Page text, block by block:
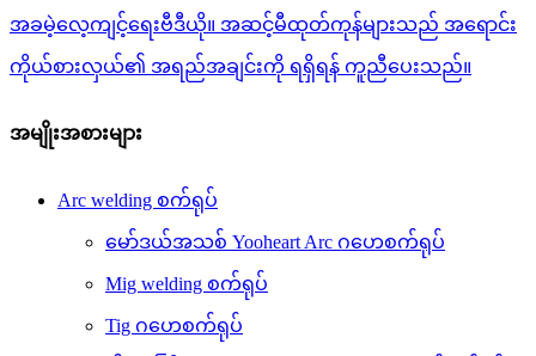
အခမဲ့လေ့ကျင့်ရေးဗီဒီယို။ အဆင့်မီထုတ်ကုန်များသည် အရောင်း
ကိုယ်စားလှယ်၏ အရည်အချင်းကို ရရှိရန် ကူညီပေးသည်။
အမျိုးအစားများ
Arc welding စက်ရုပ်
မော်ဒယ်အသစ် Yooheart Arc ဂဟေစက်ရုပ်
Mig welding စက်ရုပ်
Tig ဂဟေစက်ရုပ်